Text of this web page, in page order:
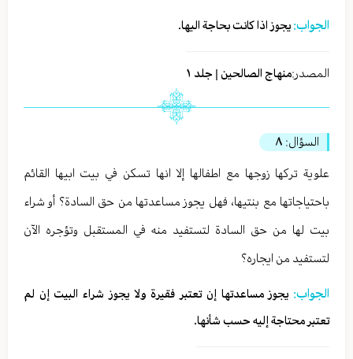
الجواب: يجوز اذا كانت بحاجة اليها.
المصدر:منهاج الصالحين | جلد ١
السؤال: ٨
علوية تركها زوجها مع اطفالها إلا انها تسكن في بيت ابيها القائم
باحتياجاتها مع بنتيها، فهل يجوز مساعدتها من حق السادة؟ أو شراء
بيت لها من حق السادة لتستفيد منه في المستقبل وتؤجره الآن
لتستفيد من ايجاره؟
الجواب: يجوز مساعدتها إن تعتبر فقيرة ولا يجوز شراء البيت إن لم
تعتبر محتاجة إليه حسب شأنها.